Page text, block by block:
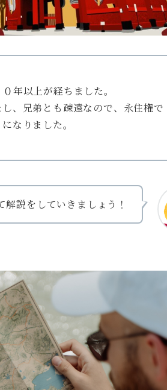
年以上が経ちました。
、兄弟とも疎遠なので、永住権で
なりました。
解説をしていきましょう！